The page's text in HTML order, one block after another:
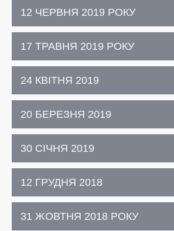
12 ЧЕРВНЯ 2019 РОКУ
17 ТРАВНЯ 2019 РОКУ
24 КВІТНЯ 2019
20 БЕРЕЗНЯ 2019
30 СІЧНЯ 2019
12 ГРУДНЯ 2018
31 ЖОВТНЯ 2018 РОКУ